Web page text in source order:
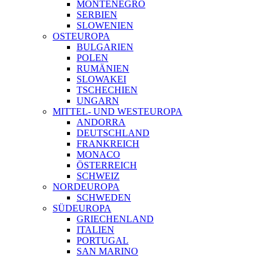
MONTENEGRO
SERBIEN
SLOWENIEN
OSTEUROPA
BULGARIEN
POLEN
RUMÄNIEN
SLOWAKEI
TSCHECHIEN
UNGARN
MITTEL- UND WESTEUROPA
ANDORRA
DEUTSCHLAND
FRANKREICH
MONACO
ÖSTERREICH
SCHWEIZ
NORDEUROPA
SCHWEDEN
SÜDEUROPA
GRIECHENLAND
ITALIEN
PORTUGAL
SAN MARINO